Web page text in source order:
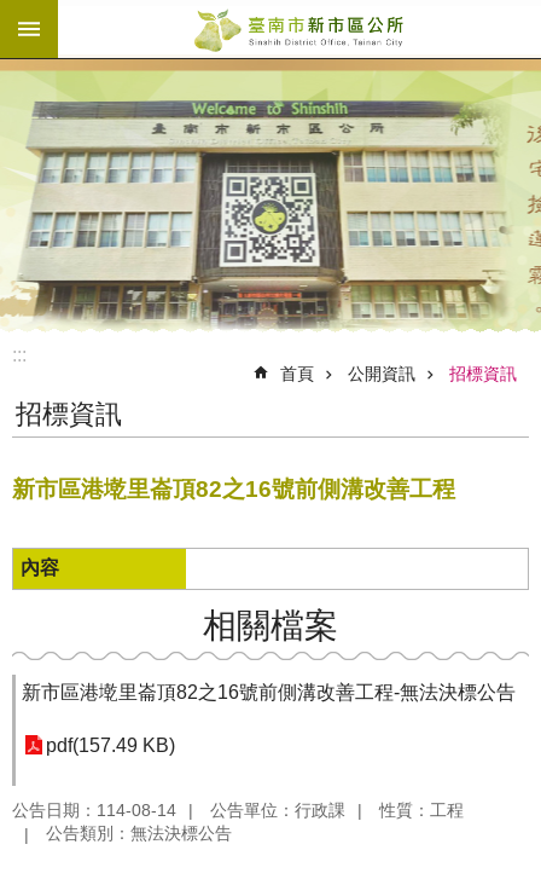
跳到主要內容區塊
:::
首頁 公開資訊 招標資訊
招標資訊
新市區港墘里崙頂82之16號前側溝改善工程
相關檔案
新市區港墘里崙頂82之16號前側溝改善工程-無法決標公告
pdf(157.49 KB)
公告日期：114-08-14 公告單位：行政課
性質：工程
公告類別：無法決標公告